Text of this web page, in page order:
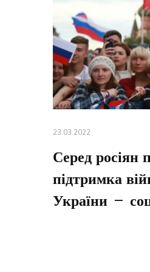
23.03.2022
Серед росіян
підтримка
України –